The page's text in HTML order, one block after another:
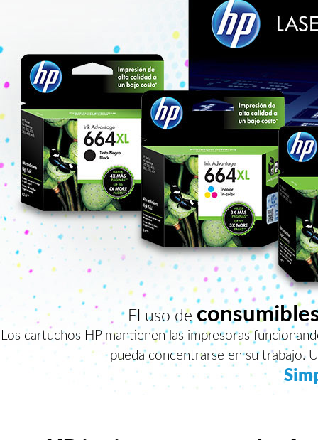
El uso de
Los cartuchos HP mantienen las impresoras
pueda concentrarse en su trabajo.